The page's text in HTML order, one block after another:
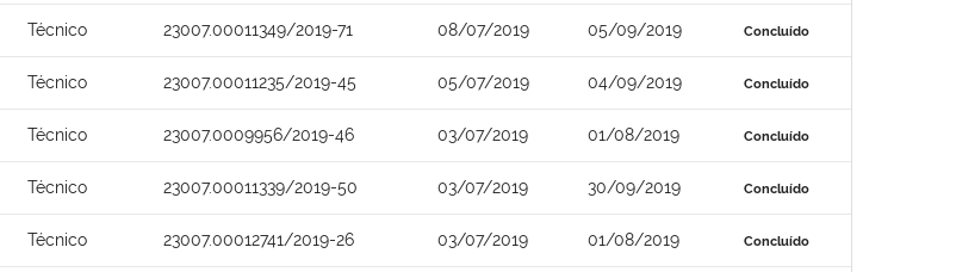
Técnico 23007.00011349/2019-71 08/07/2019 05/09/2019 Concluído
Técnico 23007.00011235/2019-45 05/07/2019 04/09/2019 Concluído
Técnico 23007.0009956/2019-46 03/07/2019 01/08/2019 Concluído
Técnico 23007.00011339/2019-50 03/07/2019 30/09/2019 Concluído
Técnico 23007.00012741/2019-26 03/07/2019 01/08/2019 Concluído